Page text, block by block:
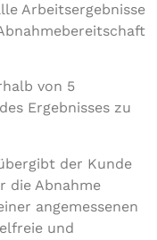
Arbeitsergebnisse
von 5
Ergebnisses zu
der Kunde
die Abnahme
angemessenen
und